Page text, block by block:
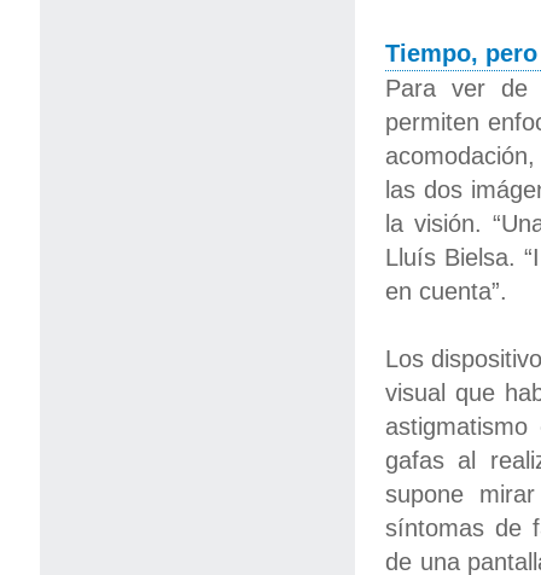
Tiempo,
Para ver de
permiten
las dos
la visión.
Lluís Bielsa.
en cuenta”.
Los
visual que
gafas al
supone
síntomas de
de una